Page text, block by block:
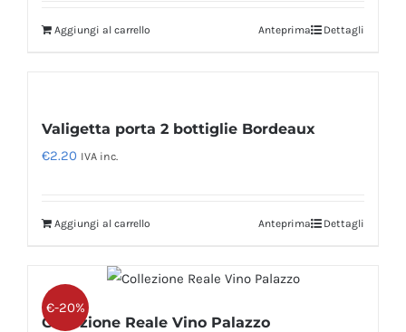
era:
è:
Aggiungi al carrello Dettagli
Anteprima
Valigetta porta 2 bottiglie Bordeaux
€2.20 IVA inc.
Aggiungi al carrello Dettagli
Anteprima
€-20%
Collezione Reale Vino Palazzo